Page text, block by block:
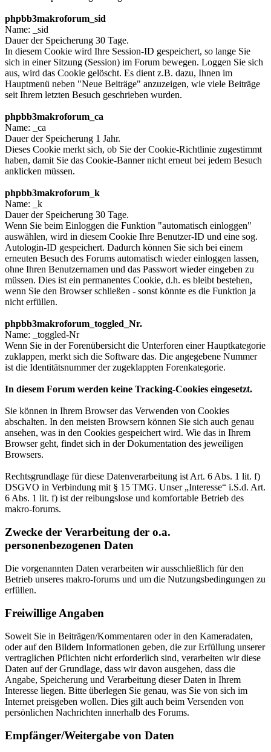
phpbb3makroforum_sid
Name: _sid
Dauer der Speicherung 30 Tage.
In diesem Cookie wird Ihre Session-ID gespeichert, so lange Sie
sich in einer Sitzung (Session) im Forum bewegen. Loggen Sie sich
aus, wird das Cookie gelöscht. Es dient z.B. dazu, Ihnen im
Hauptmenü neben "Neue Beiträge" anzuzeigen, wie viele Beiträge
seit Ihrem letzten Besuch geschrieben wurden.
phpbb3makroforum_ca
Name: _ca
Dauer der Speicherung 1 Jahr.
Dieses Cookie merkt sich, ob Sie der Cookie-Richtlinie zugestimmt
haben, damit Sie das Cookie-Banner nicht erneut bei jedem Besuch
anklicken müssen.
phpbb3makroforum_k
Name: _k
Dauer der Speicherung 30 Tage.
Wenn Sie beim Einloggen die Funktion "automatisch einloggen"
auswählen, wird in diesem Cookie Ihre Benutzer-ID und eine sog.
Autologin-ID gespeichert. Dadurch können Sie sich bei einem
erneuten Besuch des Forums automatisch wieder einloggen lassen,
ohne Ihren Benutzernamen und das Passwort wieder eingeben zu
müssen. Dies ist ein permanentes Cookie, d.h. es bleibt bestehen,
wenn Sie den Browser schließen - sonst könnte es die Funktion ja
nicht erfüllen.
phpbb3makroforum_toggled_Nr.
Name: _toggled-Nr
Wenn Sie in der Forenübersicht die Unterforen einer Hauptkategorie
zuklappen, merkt sich die Software das. Die angegebene Nummer
ist die Identitätsnummer der zugeklappten Forenkategorie.
In diesem Forum werden keine Tracking-Cookies eingesetzt.
Sie können in Ihrem Browser das Verwenden von Cookies
abschalten. In den meisten Browsern können Sie sich auch genau
ansehen, was in den Cookies gespeichert wird. Wie das in Ihrem
Browser geht, findet sich in der Dokumentation des jeweiligen
Browsers.
Rechtsgrundlage für diese Datenverarbeitung ist Art. 6 Abs. 1 lit. f)
DSGVO in Verbindung mit § 15 TMG. Unser „Interesse“ i.S.d. Art.
6 Abs. 1 lit. f) ist der reibungslose und komfortable Betrieb des
makro-forums.
Zwecke der Verarbeitung der o.a.
personenbezogenen Daten
Die vorgenannten Daten verarbeiten wir ausschließlich für den
Betrieb unseres makro-forums und um die Nutzungsbedingungen zu
erfüllen.
Freiwillige Angaben
Soweit Sie in Beiträgen/Kommentaren oder in den Kameradaten,
oder auf den Bildern Informationen geben, die zur Erfüllung unserer
vertraglichen Pflichten nicht erforderlich sind, verarbeiten wir diese
Daten auf der Grundlage, dass wir davon ausgehen, dass die
Angabe, Speicherung und Verarbeitung dieser Daten in Ihrem
Interesse liegen. Bitte überlegen Sie genau, was Sie von sich im
Internet preisgeben wollen. Dies gilt auch beim Versenden von
persönlichen Nachrichten innerhalb des Forums.
Empfänger/Weitergabe von Daten